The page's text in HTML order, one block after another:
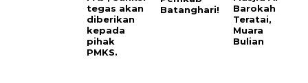
tegas akan
diberikan
kepada
pihak
PMKS.
Batanghari!
Barokah
Teratai,
Muara
Bulian